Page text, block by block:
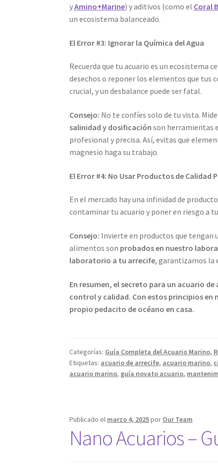
yAmino+Marine) y aditivos (como el Coral
un ecosistema balanceado.
El Error #3: Ignorar la Química del Agua
Recuerda que tu acuario es un ecosistema
desechos o reponer los elementos que tus
crucial, y un desbalance puede ser fatal.
Consejo: No te confíes solo de tu vista.
salinidad y dosificación son herramientas
profesional y precisa. Así, evitas que
magnesio haga su trabajo.
El Error #4: No Usar Productos de Calidad
En el mercado hay una infinidad de
contaminar tu acuario y poner en riesgo a
Consejo: Invierte en productos que tengan
alimentos son probados en nuestro
laboratorio a tu arrecife, garantizamos la
En resumen, el secreto para un acuario
control y calidad. Con estos principios
propio pedacito de océano en casa.
Categorías: Guía Completa del Acuario Marino,
Etiquetas: acuario de arrecife, acuario marino,
acuario marino, guía novato acuario,
Publicado el marzo 4, 2025por Our Team
Nano Acuarios –